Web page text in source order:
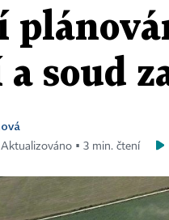
a soud
Aktualizováno ▪ 3 min. čtení